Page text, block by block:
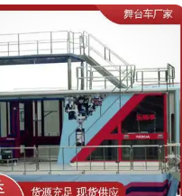
为寻找起降场地发愁时，
场景的核心痛点？
模式能同时解决两个矛盾